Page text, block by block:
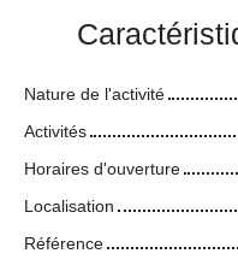
Nature de l'activité
Activités
Horaires d'ouverture
Localisation
Référence